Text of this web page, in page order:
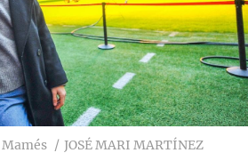
JOSÉ MARI MARTÍNEZ